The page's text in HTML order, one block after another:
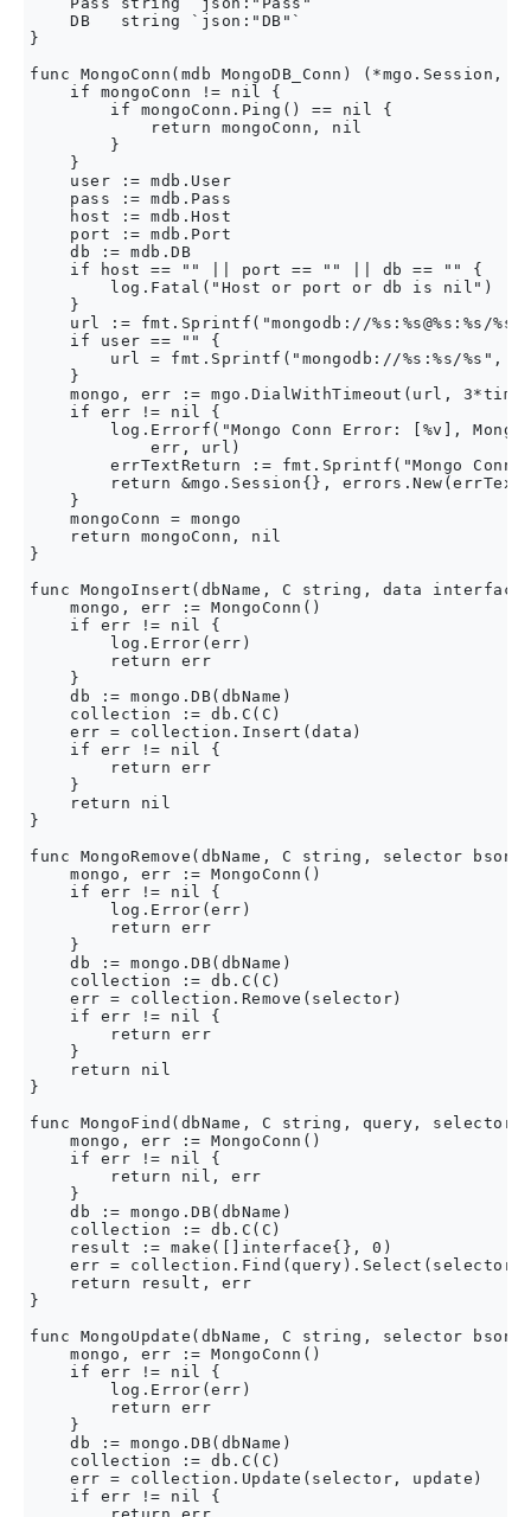
    DB   string `json:"DB"`
}
func MongoConn(mdb MongoDB_Conn)
    if mongoConn != nil {
        if mongoConn.Ping() == nil {
            return mongoConn, nil
        }
    }
    user := mdb.User
    pass := mdb.Pass
    host := mdb.Host
    port := mdb.Port
    db := mdb.DB
    if host == "" || port == "" || db == "" {
        log.Fatal("Host or port or db is nil")
    }
url := fmt.Sprintf("mongodb://%s:%s@%s:%s/
    if user == "" {
url = fmt.Sprintf("mongodb://%s:%s/%s",
    }
mongo, err := mgo.DialWithTimeout(url,
    if err != nil {
log.Errorf("Mongo Conn Error: [%v], Mongo
            err, url)
errTextReturn := fmt.Sprintf("Mongo Conn
return &mgo.Session{},
    }
    mongoConn = mongo
    return mongoConn, nil
}
func MongoInsert(dbName, C string, data
    mongo, err := MongoConn()
    if err != nil {
        log.Error(err)
        return err
    }
    db := mongo.DB(dbName)
    collection := db.C(C)
    err = collection.Insert(data)
    if err != nil {
        return err
    }
    return nil
}
func MongoRemove(dbName, C string, selector
    mongo, err := MongoConn()
    if err != nil {
        log.Error(err)
        return err
    }
    db := mongo.DB(dbName)
    collection := db.C(C)
    err = collection.Remove(selector)
    if err != nil {
        return err
    }
    return nil
}
func MongoFind(dbName, C string, query,
    mongo, err := MongoConn()
    if err != nil {
        return nil, err
    }
    db := mongo.DB(dbName)
    collection := db.C(C)
    result := make([]interface{}, 0)
err =
    return result, err
}
func MongoUpdate(dbName, C string, selector
    mongo, err := MongoConn()
    if err != nil {
        log.Error(err)
        return err
    }
    db := mongo.DB(dbName)
    collection := db.C(C)
    err = collection.Update(selector, update)
    if err != nil {